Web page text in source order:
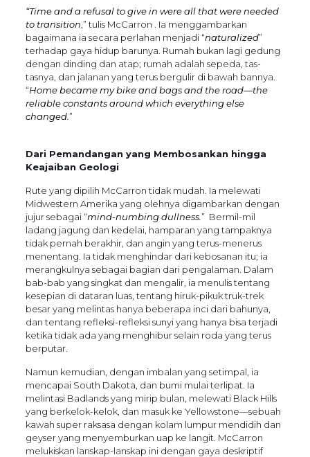
“Time and a refusal to give in were all that were needed
to transition ,” tulis McCarron . Ia menggambarkan
bagaimana ia secara perlahan menjadi “naturalized”
terhadap gaya hidup barunya. Rumah bukan lagi gedung
dengan dinding dan atap; rumah adalah sepeda, tas-
tasnya, dan jalanan yang terus bergulir di bawah bannya.
“Home became my bike and bags and the road—the
reliable constants around which everything else
changed.”
Dari Pemandangan yang Membosankan hingga
Keajaiban Geologi
Rute yang dipilih McCarron tidak mudah. Ia melewati
Midwestern Amerika yang olehnya digambarkan dengan
jujur sebagai “mind-numbing dullness.” Bermil-mil
ladang jagung dan kedelai, hamparan yang tampaknya
tidak pernah berakhir, dan angin yang terus-menerus
menentang. Ia tidak menghindar dari kebosanan itu; ia
merangkulnya sebagai bagian dari pengalaman. Dalam
bab-bab yang singkat dan mengalir, ia menulis tentang
kesepian di dataran luas, tentang hiruk-pikuk truk-trek
besar yang melintas hanya beberapa inci dari bahunya,
dan tentang refleksi-refleksi sunyi yang hanya bisa terjadi
ketika tidak ada yang menghibur selain roda yang terus
berputar.
Namun kemudian, dengan imbalan yang setimpal, ia
mencapai South Dakota, dan bumi mulai terlipat. Ia
melintasi Badlands yang mirip bulan, melewati Black Hills
yang berkelok-kelok, dan masuk ke Yellowstone—sebuah
kawah super raksasa dengan kolam lumpur mendidih dan
geyser yang menyemburkan uap ke langit. McCarron
melukiskan lanskap-lanskap ini dengan gaya deskriptif